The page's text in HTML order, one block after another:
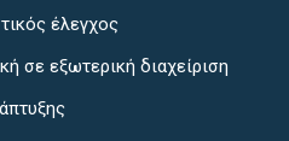
έλεγχος
σε εξωτερική διαχείριση